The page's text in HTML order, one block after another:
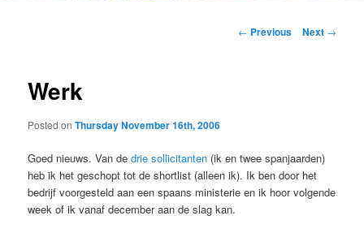
Post
← Previous Next →
Werk
Posted onThursday November 16th, 2006
Goed nieuws. Van dedrie sollicitanten (ik en twee spanjaarden)
heb ik het geschopt tot de shortlist (alleen ik). Ik ben door het
bedrijf voorgesteld aan een spaans ministerie en ik hoor volgende
week of ik vanaf december aan de slag kan.